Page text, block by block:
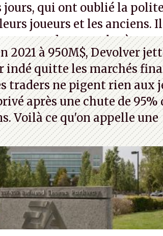
jours, qui ont oublié la
joueurs et les anciens.
guerre des consoles à ces
2021 à 950M$, Devolver
indé quitte les marchés
traders ne pigent rien aux
après une chute de 95%
Voilà ce qu'on appelle une